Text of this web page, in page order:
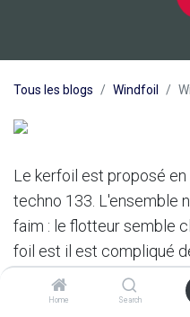
Home Search
Tous les blogs Windfoil
Le kerfoil est proposé
techno 133. L'ensemble
faim : le flotteur semble
foil est il est compliqué
en l'air, la stabilité est
concurrents, avec pas